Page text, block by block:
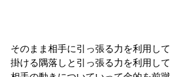
そのまま相手に引っ張る力を利用して
掛ける隅落しと引っ張る力を利用して